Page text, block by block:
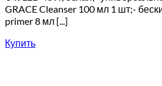
GRACE Cleanser 100 мл 1 шт;-
primer 8 мл [...]
Купить